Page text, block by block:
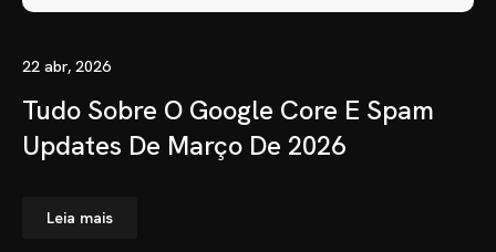
22 abr, 2026
Tudo Sobre O Google Core E Spam
Updates De Março De 2026
Leia mais